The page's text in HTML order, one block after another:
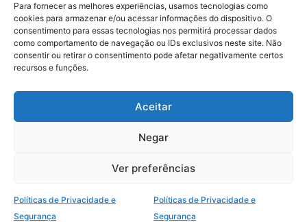
Para fornecer as melhores experiências, usamos tecnologias como
cookies para armazenar e/ou acessar informações do dispositivo. O
consentimento para essas tecnologias nos permitirá processar dados
como comportamento de navegação ou IDs exclusivos neste site. Não
consentir ou retirar o consentimento pode afetar negativamente certos
recursos e funções.
Aceitar
Negar
Ver preferências
Políticas de Privacidade e
Segurança
Políticas de Privacidade e
Segurança
Política de Privacidade
Política de Cookies
Termos de Uso
Copyright © 2016 – 2025
os direitos reservados.